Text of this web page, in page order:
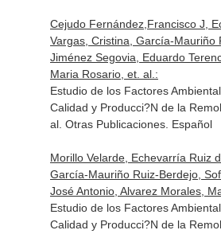
Cejudo Fernández,Francisco J,
Vargas, Cristina, García-Mauriño
Jiménez Segovia, Eduardo
Maria Rosario, et. al.:
Estudio de los Factores
Calidad y Producci?N de la
al. Otras Publicaciones. Español
Morillo Velarde, Echevarría Ruiz
García-Mauriño Ruiz-Berdejo,
José Antonio, Alvarez Morales,
Estudio de los Factores
Calidad y Producci?N de la